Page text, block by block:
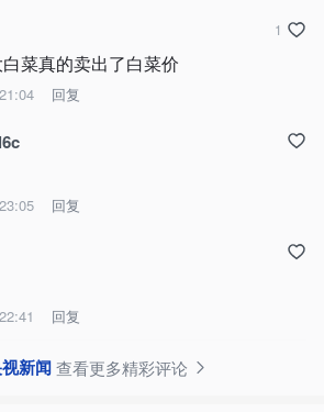
菜真的卖出了白菜价
回复
1
回复
回复
新闻查看更多精彩评论